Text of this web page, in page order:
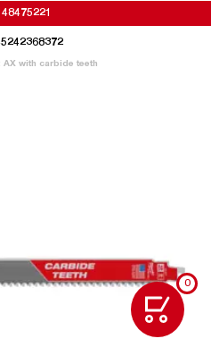
0
with carbide teeth